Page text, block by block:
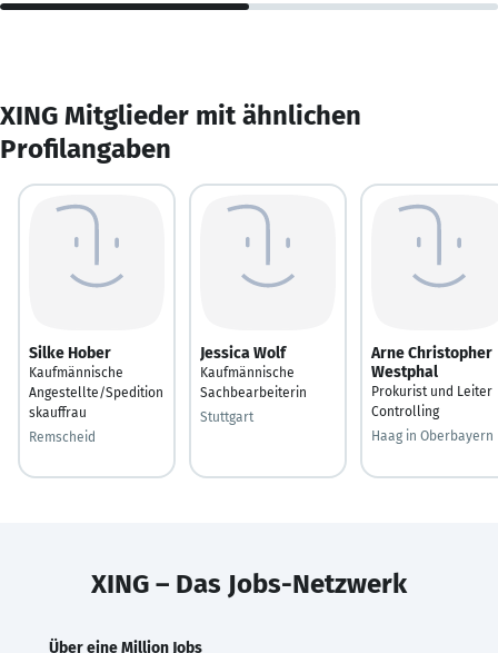
XING Mitglieder mit ähnlichen
Profilangaben
Silke Hober
Kaufmännische
Angestellte/Spedition
skauffrau
Remscheid
Jessica Wolf
Kaufmännische
Sachbearbeiterin
Stuttgart
Arne Christopher
Westphal
Prokurist und Leiter
Controlling
Haag in Oberbayern
XING – Das Jobs-Netzwerk
Über eine Million Jobs